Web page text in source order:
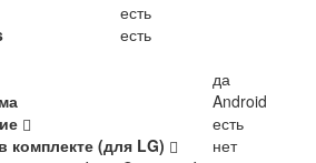
есть
есть
да
Android
есть
комплекте (для LG)
нет